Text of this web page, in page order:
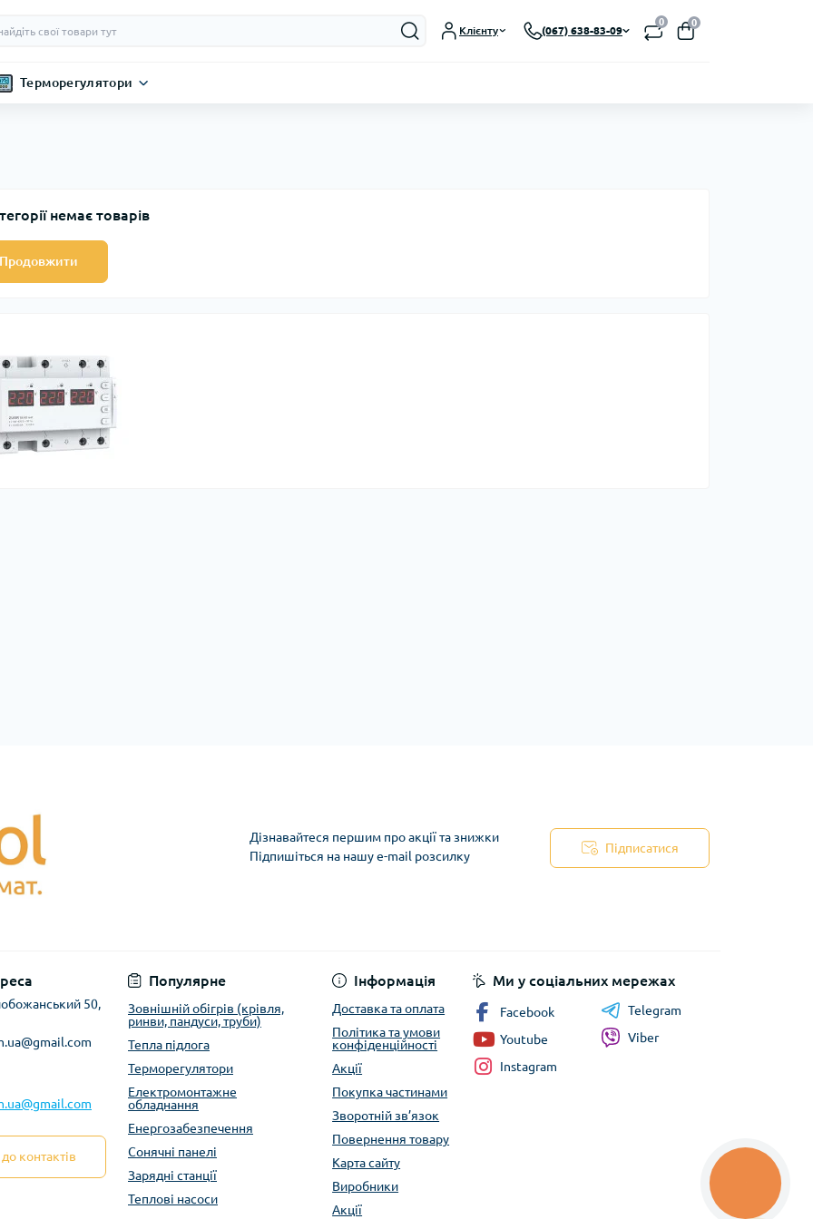
Клієнту (067) 638-83-09
0 0
Терморегулятори
немає товарів
Продовжити
Дізнавайтеся першим про акції та знижки
Підпишіться на нашу e-mail розсилку
Підписатися
50,
контактів
Популярне
Зовнішній обігрів (крівля,
ринви, пандуси, труби)
Тепла підлога
Терморегулятори
Електромонтажне
обладнання
Енергозабезпечення
Сонячні панелі
Зарядні станції
Теплові насоси
Інформація
Доставка та оплата
Політика та умови
конфіденційності
Акції
Покупка частинами
Зворотній зв’язок
Повернення товару
Карта сайту
Виробники
Акції
Ми у соціальних мережах
Facebook
Youtube
Instagram
Telegram
Viber